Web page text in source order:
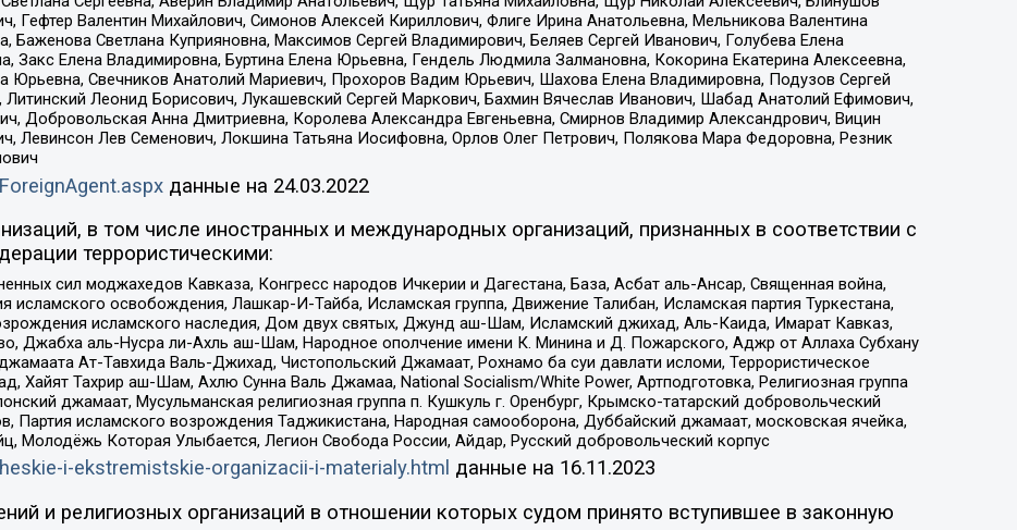
Гефтер Валентин Михайлович, Симонов Алексей Кириллович, Флиге Ирина Анатольевна, Мельникова Валентина
Баженова Светлана Куприяновна, Максимов Сергей Владимирович, Беляев Сергей Иванович, Голубева Елена
Закс Елена Владимировна, Буртина Елена Юрьевна, Гендель Людмила Залмановна, Кокорина Екатерина Алексеевна,
Юрьевна, Свечников Анатолий Мариевич, Прохоров Вадим Юрьевич, Шахова Елена Владимировна, Подузов Сергей
Леонид Борисович, Лукашевский Сергей Маркович, Бахмин Вячеслав Иванович, Шабад Анатолий Ефимович,
Добровольская Анна Дмитриевна, Королева Александра Евгеньевна, Смирнов Владимир Александрович, Вицин
Левинсон Лев Семенович, Локшина Татьяна Иосифовна, Орлов Олег Петрович, Полякова Мара Федоровна, Резник
данные на 24.03.2022
в том числе иностранных и международных организаций, признанных в соответствии с
террористическими:
сил моджахедов Кавказа, Конгресс народов Ичкерии и Дагестана, База, Асбат аль-Ансар, Священная война,
исламского освобождения, Лашкар-И-Тайба, Исламская группа, Движение Талибан, Исламская партия Туркестана,
исламского наследия, Дом двух святых, Джунд аш-Шам, Исламский джихад, Аль-Каида, Имарат Кавказ,
Джабха аль-Нусра ли-Ахль аш-Шам, Народное ополчение имени К. Минина и Д. Пожарского, Аджр от Аллаха Субхану
Ат-Тавхида Валь-Джихад, Чистопольский Джамаат, Рохнамо ба суи давлати исломи, Террористическое
Хайят Тахрир аш-Шам, Ахлю Сунна Валь Джамаа, National Socialism/White Power, Артподготовка, Религиозная группа
джамаат, Мусульманская религиозная группа п. Кушкуль г. Оренбург, Крымско-татарский добровольческий
Партия исламского возрождения Таджикистана, Народная самооборона, Дуббайский джамаат, московская ячейка,
Молодёжь Которая Улыбается, Легион Свобода России, Айдар, Русский добровольческий корпус
i-ekstremistskie-organizacii-i-materialy.html данные на 16.11.2023
и религиозных организаций в отношении которых судом принято вступившее в законную